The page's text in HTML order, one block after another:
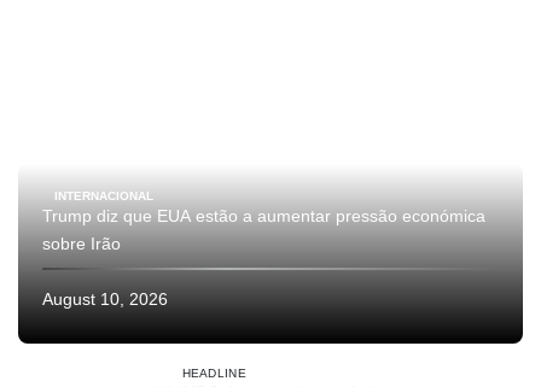
INTERNACIONAL
Trump diz que EUA estão a aumentar pressão económica
sobre Irão
August 10, 2026
HEADLINE